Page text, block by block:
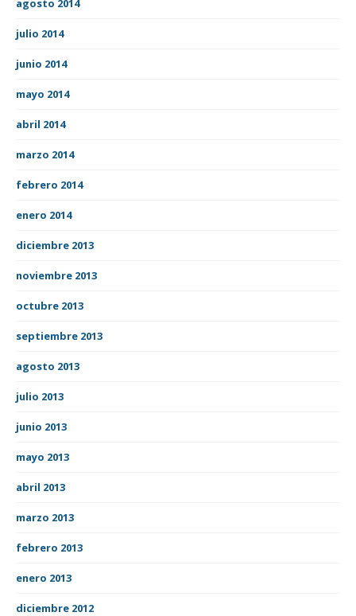
julio 2014
junio 2014
mayo 2014
abril 2014
marzo 2014
febrero 2014
enero 2014
diciembre 2013
noviembre 2013
octubre 2013
septiembre 2013
agosto 2013
julio 2013
junio 2013
mayo 2013
abril 2013
marzo 2013
febrero 2013
enero 2013
diciembre 2012